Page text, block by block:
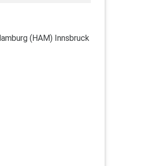
(HAM) Innsbruck